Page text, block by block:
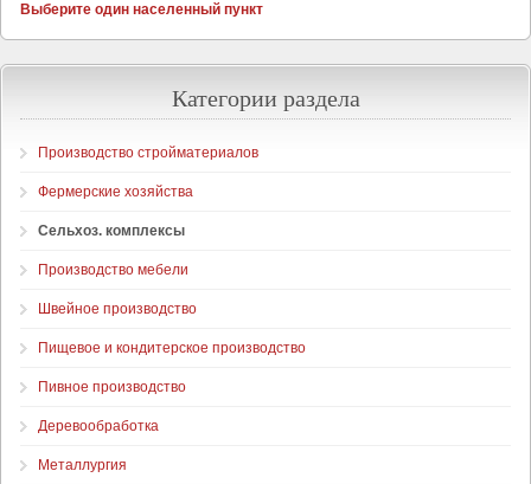
Выберите один населенный пункт
Категории раздела
Производство стройматериалов
Фермерские хозяйства
Сельхоз. комплексы
Производство мебели
Швейное производство
Пищевое и кондитерское производство
Пивное производство
Деревообработка
Металлургия